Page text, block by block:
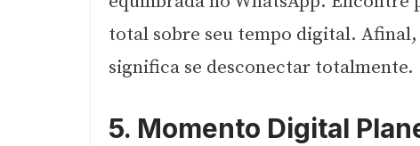
total sobre seu tempo digital.
significa se desconectar totalmente.
5. Momento Digital